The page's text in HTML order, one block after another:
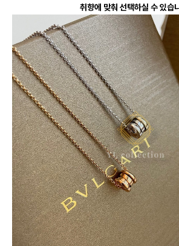
취향에 맞춰 선택하실 수 있습